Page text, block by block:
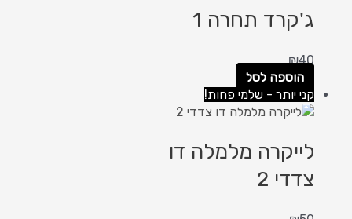
ג'קרד תחרה 1
₪40
הוספה לסל
קני יותר - שלמי פחות!
לייקרה מלמלה דו
צדדי 2